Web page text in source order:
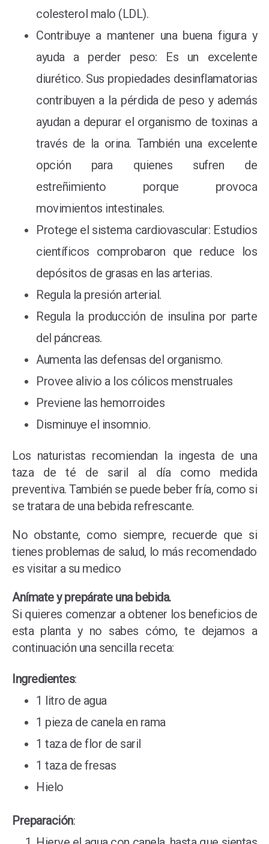
colesterol malo (LDL).
Contribuye a mantener una buena figura y
ayuda a perder peso: Es un excelente
diurético. Sus propiedades desinflamatorias
contribuyen a la pérdida de peso y además
ayudan a depurar el organismo de toxinas a
través de la orina. También una excelente
opción para quienes sufren de
estreñimiento porque provoca
movimientos intestinales.
Protege el sistema cardiovascular: Estudios
científicos comprobaron que reduce los
depósitos de grasas en las arterias.
Regula la presión arterial.
Regula la producción de insulina por parte
del páncreas.
Aumenta las defensas del organismo.
Provee alivio a los cólicos menstruales
Previene las hemorroides
Disminuye el insomnio.
Los naturistas recomiendan la ingesta de una
taza de té de saril al día como medida
preventiva. También se puede beber fría, como si
se tratara de una bebida refrescante.
No obstante, como siempre, recuerde que si
tienes problemas de salud, lo más recomendado
es visitar a su medico
Anímate y prepárate una bebida.
Si quieres comenzar a obtener los beneficios de
esta planta y no sabes cómo, te dejamos a
continuación una sencilla receta:
Ingredientes:
1 litro de agua
1 pieza de canela en rama
1 taza de flor de saril
1 taza de fresas
Hielo
Preparación: